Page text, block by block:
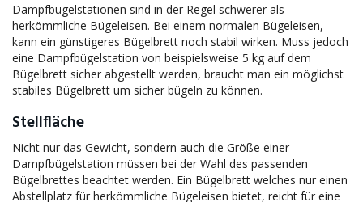
Dampfbügelstationen sind in der Regel schwerer als
herkömmliche Bügeleisen. Bei einem normalen Bügeleisen,
kann ein günstigeres Bügelbrett noch stabil wirken. Muss jedoch
eine Dampfbügelstation von beispielsweise 5 kg auf dem
Bügelbrett sicher abgestellt werden, braucht man ein möglichst
stabiles Bügelbrett um sicher bügeln zu können.
Stellfläche
Nicht nur das Gewicht, sondern auch die Größe einer
Dampfbügelstation müssen bei der Wahl des passenden
Bügelbrettes beachtet werden. Ein Bügelbrett welches nur einen
Abstellplatz für herkömmliche Bügeleisen bietet, reicht für eine